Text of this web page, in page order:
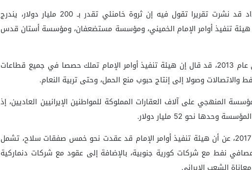
وكانت السفارة الأميركية في بغداد قد نشرت تقريرا تقول فيه إن ثروة خامنئي تقدر بـ 200 مليار دولار، يندرج
تنفيذ أوامر الإمام الخميني، ومؤسسة مستضعفان، ومؤسسة أستان قدس
وكان تقرير نشرته وكالة رويترز في عام 2013، قد قال إن هيئة تنفيذ أوامر الإمام تملك حصصا في جميع قطاعات
والاتصالات وصولا إلى إنتاج حبوب منع الحمل، وحتى تربية النعام.
المنهجي على آلاف العقارات المملوكة للمواطنين الإيرانيين العاديين، إذ
نحو 52 مليار دولار.
كما كشف تحقيق لرويترز في عام 2017، عن أن هيئة تنفيذ أوامر الإمام قد عقدت نحو خمس صفقات سلاح، تشمل
دولار لبناء مصافي نفط مع شركات كورية جنوبية، بالإضافة إلى عقود مع شركات دنماركية